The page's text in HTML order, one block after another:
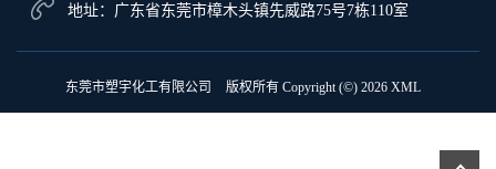
地址：广东省东莞市樟木头镇先威路75号7栋110室
东莞市塑宇化工有限公司 版权所有 Copyright (©) 2026 XML